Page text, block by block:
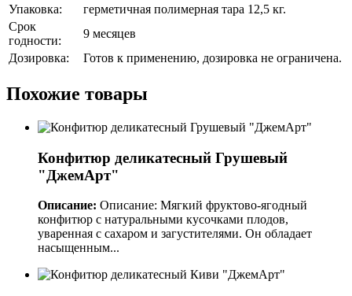
Упаковка:
герметичная полимерная тара 12,5 кг.
Срок
годности:
9 месяцев
Дозировка:
Готов к применению, дозировка не ограничена.
Похожие товары
Конфитюр деликатесный Грушевый
"ДжемАрт"
Описание: Описание: Мягкий фруктово-ягодный
конфитюр с натуральными кусочками плодов,
уваренная с сахаром и загустителями. Он обладает
насыщенным...